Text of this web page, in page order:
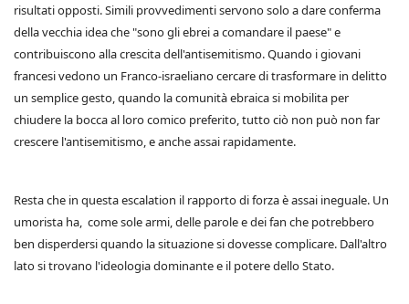
risultati opposti. Simili provvedimenti servono solo a dare conferma
della vecchia idea che "sono gli ebrei a comandare il paese" e
contribuiscono alla crescita dell'antisemitismo. Quando i giovani
francesi vedono un Franco-israeliano cercare di trasformare in delitto
un semplice gesto, quando la comunità ebraica si mobilita per
chiudere la bocca al loro comico preferito, tutto ciò non può non far
crescere l'antisemitismo, e anche assai rapidamente.
Resta che in questa escalation il rapporto di forza è assai ineguale. Un
umorista ha, come sole armi, delle parole e dei fan che potrebbero
ben disperdersi quando la situazione si dovesse complicare. Dall'altro
lato si trovano l'ideologia dominante e il potere dello Stato.